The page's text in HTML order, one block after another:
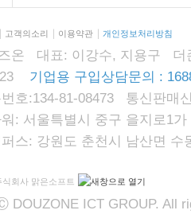
고객의소리 이용약관 개인정보처리방침
온 대표: 이강수, 지용구 더
기업용 구입상담문의 :
호:134-81-08473 통신판매
: 서울특별시 중구 을지로1
스: 강원도 춘천시 남산면
회사 맑은소프트
DOUZONE ICT GROUP. All